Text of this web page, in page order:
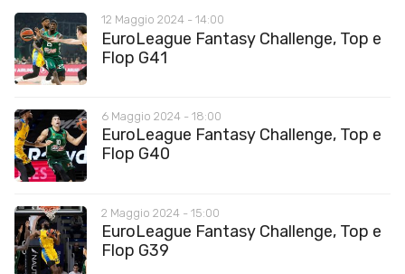
12 Maggio 2024 - 14:00
EuroLeague Fantasy Challenge, Top e
Flop G41
6 Maggio 2024 - 18:00
EuroLeague Fantasy Challenge, Top e
Flop G40
2 Maggio 2024 - 15:00
EuroLeague Fantasy Challenge, Top e
Flop G39